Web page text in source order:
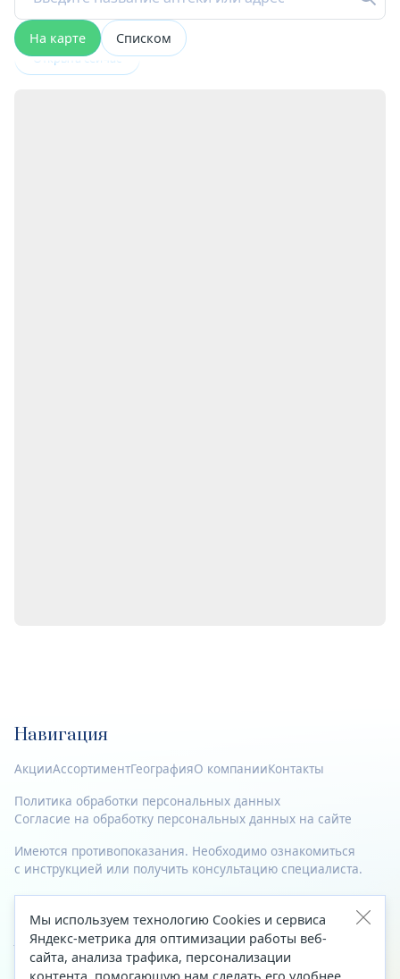
На карте Списком
Открыта сейчас
Навигация
АкцииАссортиментГеографияО компанииКонтакты
Политика обработки персональных данных
Согласие на обработку персональных данных на сайте
Имеются противопоказания. Необходимо ознакомиться
с инструкцией или получить консультацию специалиста.
© 2023—2026 Все права защищены.
Адрес
Архангельск, ул. Папанина, д. 19 (вход в здание со стороны
Мы используем технологию Cookies и сервиса
Яндекс-метрика для оптимизации работы веб-
сайта, анализа трафика, персонализации